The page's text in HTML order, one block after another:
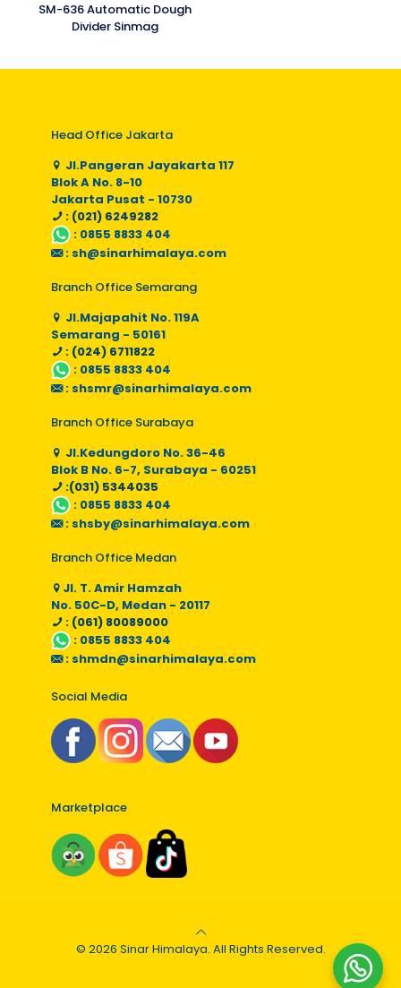
SM-636 Automatic Dough
Divider Sinmag
Head Office Jakarta
Jl.Pangeran Jayakarta 117
Blok A No. 8-10
Jakarta Pusat - 10730
: (021) 6249282
: 0855 8833 404
: sh@sinarhimalaya.com
Branch Office Semarang
Jl.Majapahit No. 119A
Semarang - 50161
: (024) 6711822
: 0855 8833 404
: shsmr@sinarhimalaya.com
Branch Office Surabaya
Jl.Kedungdoro No. 36-46
Blok B No. 6-7, Surabaya - 60251
:(031) 5344035
: 0855 8833 404
: shsby@sinarhimalaya.com
Branch Office Medan
Jl. T. Amir Hamzah
No. 50C-D, Medan - 20117
: (061) 80089000
: 0855 8833 404
: shmdn@sinarhimalaya.com
Social Media
Marketplace
© 2026 Sinar Himalaya. All Rights Reserved.